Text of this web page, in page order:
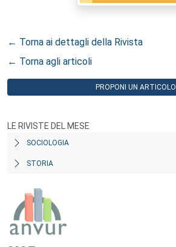
← Torna ai dettagli della Rivista
← Torna agli articoli
PROPONI UN ARTICOLO
LE RIVISTE DEL MESE
SOCIOLOGIA
STORIA